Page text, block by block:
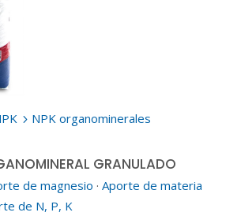
5 NPK organominerales
GRANULADO
de magnesio · Aporte de materia
de N, P, K